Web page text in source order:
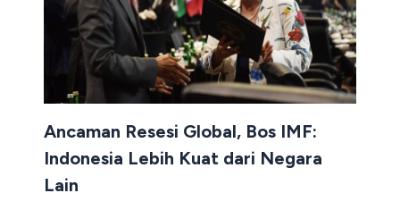
Ancaman Resesi Global, Bos IMF:
Indonesia Lebih Kuat dari Negara
Lain